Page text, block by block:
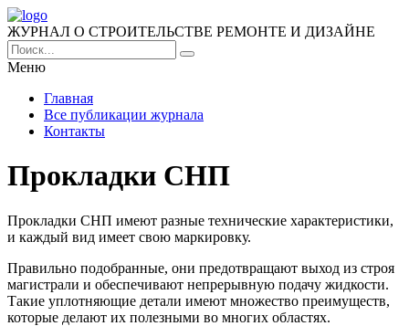
ЖУРНАЛ О СТРОИТЕЛЬСТВЕ РЕМОНТЕ И ДИЗАЙНЕ
Меню
Главная
Все публикации журнала
Контакты
Прокладки СНП
Прокладки СНП имеют разные технические характеристики,
и каждый вид имеет свою маркировку.
Правильно подобранные, они предотвращают выход из строя
магистрали и обеспечивают непрерывную подачу жидкости.
Такие уплотняющие детали имеют множество преимуществ,
которые делают их полезными во многих областях.